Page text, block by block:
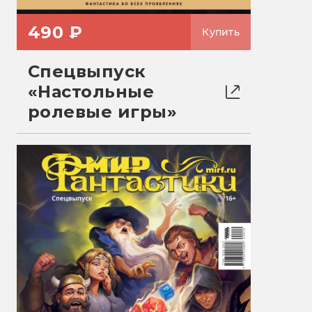
490 ₽ Купить
Спецвыпуск
«Настольные
ролевые игры»